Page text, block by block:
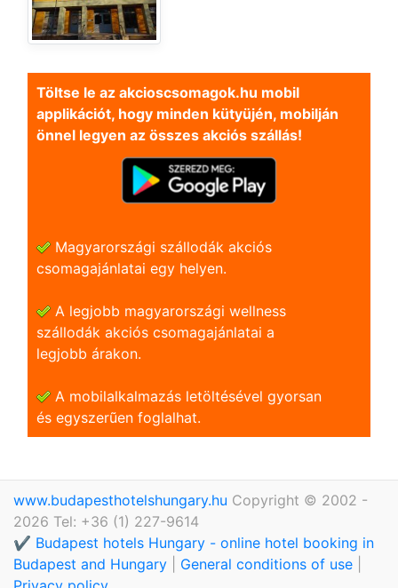
Töltse le az akcioscsomagok.hu mobil
applikációt, hogy minden kütyüjén, mobilján
önnel legyen az összes akciós szállás!
Magyarországi szállodák akciós
csomagajánlatai egy helyen.
A legjobb magyarországi wellness
szállodák akciós csomagajánlatai a
legjobb árakon.
A mobilalkalmazás letöltésével gyorsan
és egyszerũen foglalhat.
www.budapesthotelshungary.hu Copyright © 2002 -
2026 Tel: +36 (1) 227-9614
✔️ Budapest hotels Hungary - online hotel booking in
Budapest and Hungary
General conditions of use